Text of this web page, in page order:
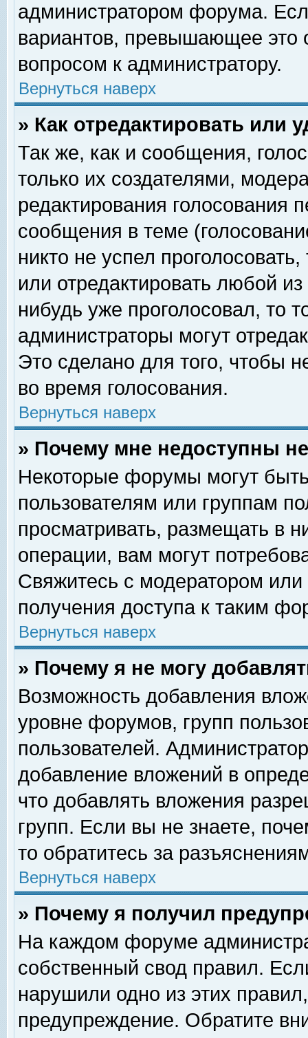
администратором форума.
вариантов, превышающее это
вопросом к администратору.
Вернуться наверх
» Как отредактировать или
Так же, как и сообщения,
только их создателями,
редактирования голосования
сообщения в теме
никто не успел
или отредактировать любой
нибудь уже проголосовал, то
администраторы могут
Это сделано для того, чтобы
во время голосования.
Вернуться наверх
» Почему мне недоступны
Некоторые форумы могут
пользователям или группам
просматривать, размещать в
операции, вам могут
Свяжитесь с модератором
получения доступа к таким
Вернуться наверх
» Почему я не могу
Возможность добавления
уровне форумов, групп
пользователей.
добавление вложений в
что добавлять вложения
групп. Если вы не знаете,
то обратитесь за
Вернуться наверх
» Почему я получил
На каждом форуме
собственный свод правил.
нарушили одно из этих
предупреждение. Обратите